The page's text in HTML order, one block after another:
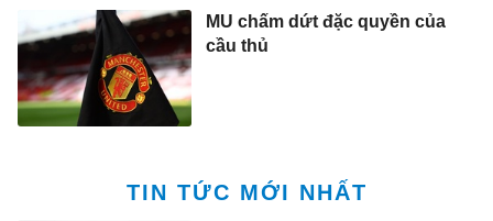
MU chấm dứt đặc quyền của
cầu thủ
TIN TỨC MỚI NHẤT